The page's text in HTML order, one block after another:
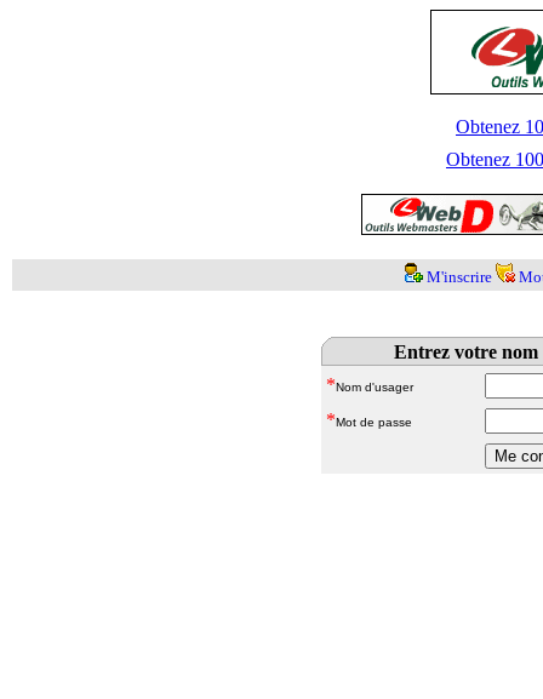
Obtenez
Obtenez
M'inscrire
Entrez votre nom
*Nom d'usager
*Mot de passe